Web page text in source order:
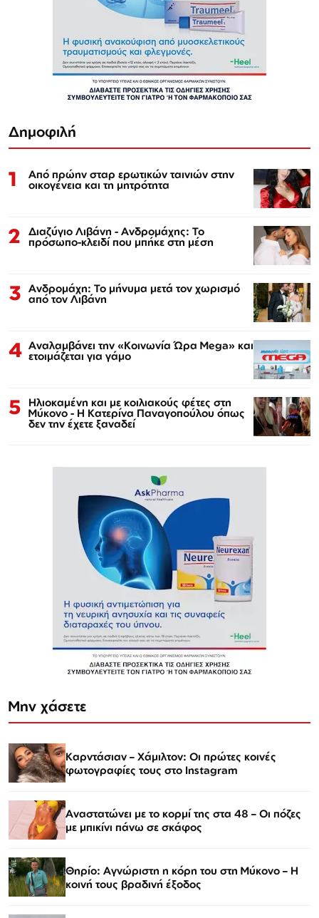
Δημοφιλή
1 Από πρώην σταρ ερωτικών ταινιών στην
οικογένεια και τη μητρότητα
2 Διαζύγιο Λιβάνη - Ανδρομάχης: Το
πρόσωπο-κλειδί που μπήκε στη μέση
3 Ανδρομάχη: Το μήνυμα μετά τον χωρισμό
από τον Λιβάνη
4 Αναλαμβάνει την «Κοινωνία Ώρα Mega» και
ετοιμάζεται για γάμο
5 Ηλιοκαμένη και με κοιλιακούς φέτες στη
Μύκονο - Η Κατερίνα Παναγοπούλου όπως
δεν την έχετε ξαναδεί
Μην χάσετε
Καρντάσιαν – Χάμιλτον: Οι πρώτες κοινές
φωτογραφίες τους στο Instagram
Αναστατώνει με το κορμί της στα 48 – Οι πόζες
με μπικίνι πάνω σε σκάφος
Θηρίο: Αγνώριστη η κόρη του στη Μύκονο – Η
κοινή τους βραδινή έξοδος